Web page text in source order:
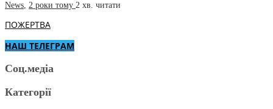
News, 2 роки тому 2 хв. читати
ПОЖЕРТВА
НАШ ТЕЛЕГРАМ
Соц.медіа
Категорії